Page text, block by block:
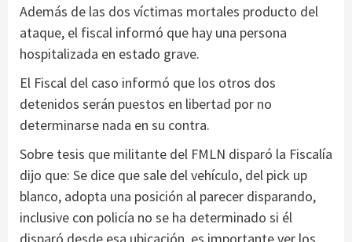
Además de las dos víctimas mortales producto del
ataque, el fiscal informó que hay una persona
hospitalizada en estado grave.
El Fiscal del caso informó que los otros dos
detenidos serán puestos en libertad por no
determinarse nada en su contra.
Sobre tesis que militante del FMLN disparó la Fiscalía
dijo que: Se dice que sale del vehículo, del pick up
blanco, adopta una posición al parecer disparando,
inclusive con policía no se ha determinado si él
disparó desde esa ubicación, es importante ver los